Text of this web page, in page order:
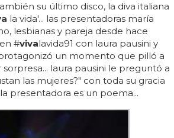
su último disco, la diva italiana
la vida'... las presentadoras maría
lesbianas y pareja desde hace
#vivalavida91 con laura pausini y
un momento que pilló a
laura pausini le preguntó a
las mujeres?" con toda su gracia
presentadora es un poema...